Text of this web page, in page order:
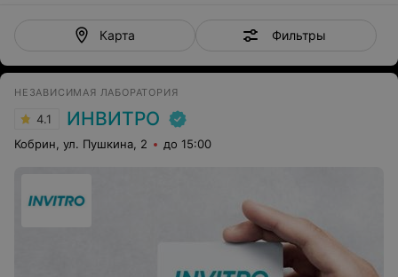
Карта Фильтры
НЕЗАВИСИМАЯ ЛАБОРАТОРИЯ
4.1 ИНВИТРО
Кобрин, ул. Пушкина, 2 до 15:00